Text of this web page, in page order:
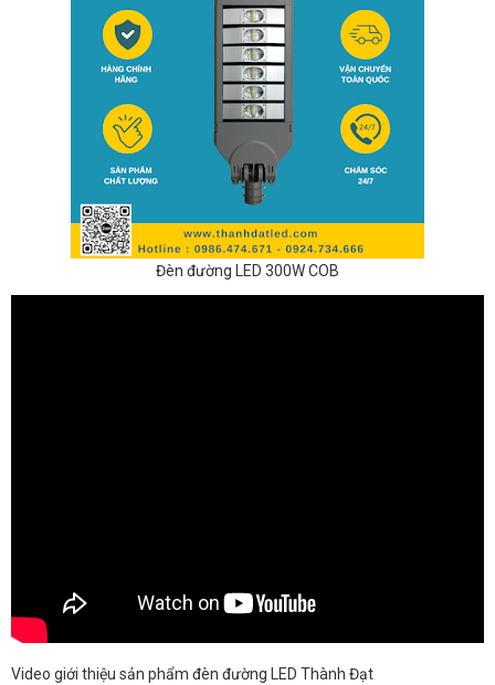
Đèn đường LED 300W COB
Video giới thiệu sản phẩm đèn đường LED Thành Đạt